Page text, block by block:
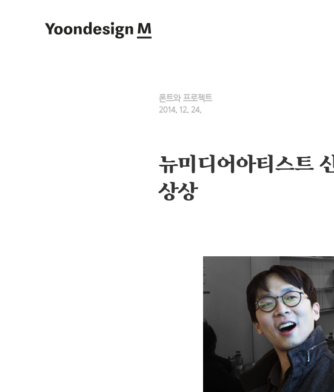
Yoondesign M
폰트와 프로젝트
2014. 12. 24.
뉴미디어아티스트
상상